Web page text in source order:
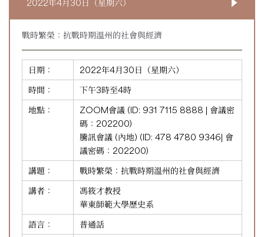
2022年4月30日（星期六）
戰時繁榮：抗戰時期溫州的社會與經濟
日期：
2022年4月30日（星期六）
時間：
下午3時至4時
地點：
ZOOM會議 (ID: 931 7115 8888 | 會議密
碼：202200)
騰訊會議 (內地) (ID: 478 4780 9346| 會
議密碼：202200)
講題：
戰時繁榮：抗戰時期溫州的社會與經濟
講者：
馮筱才教授
華東師範大學歷史系
語言：
普通話